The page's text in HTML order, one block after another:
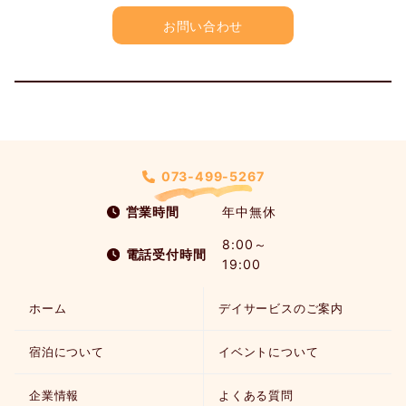
お問い合わせ
073-499-5267
営業時間 年中無休
電話受付時間
8:00～
19:00
ホーム デイサービスのご案内
宿泊について イベントについて
企業情報 よくある質問